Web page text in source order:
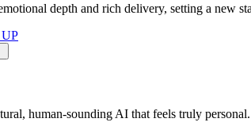
depth and rich delivery, setting a new
human-sounding AI that feels truly personal.